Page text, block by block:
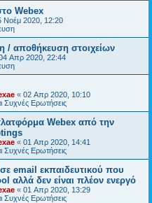
Webex
Νοέμ 2020, 12:20
/ αποθήκευση στοιχείων
Απρ 2020, 22:44
« 02 Απρ 2020, 10:10
Συχνές Ερωτήσεις
Webex από την
« 01 Απρ 2020, 14:41
Συχνές Ερωτήσεις
email εκπαιδευτικού που
αλλά δεν είναι πλέον ενεργό
« 01 Απρ 2020, 13:29
Συχνές Ερωτήσεις